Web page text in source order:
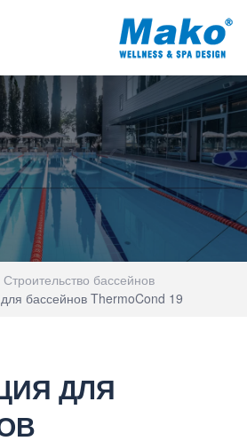
Строительство бассейнов
бассейнов ThermoCond 19
ДЛЯ